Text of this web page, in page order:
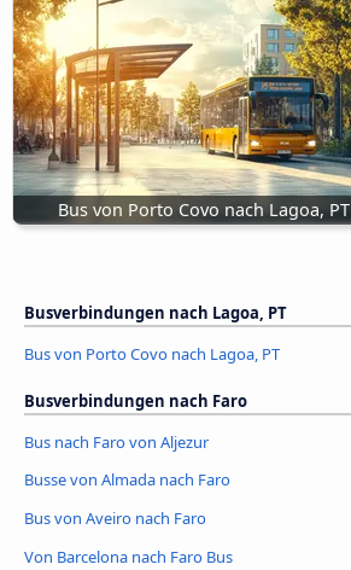
Bus von Porto Covo nach Lagoa, PT
Busverbindungen nach Lagoa, PT
Bus von Porto Covo nach Lagoa, PT
Busverbindungen nach Faro
Bus nach Faro von Aljezur
Busse von Almada nach Faro
Bus von Aveiro nach Faro
Von Barcelona nach Faro Bus